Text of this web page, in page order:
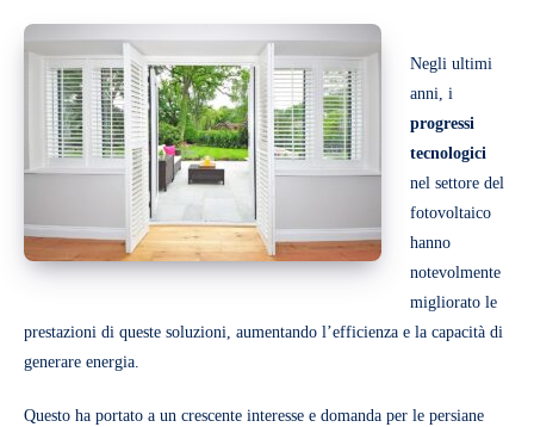
Negli ultimi
anni, i
progressi
tecnologici
nel settore del
fotovoltaico
hanno
notevolmente
migliorato le
prestazioni di queste soluzioni, aumentando l’efficienza e la capacità di
generare energia.
Questo ha portato a un crescente interesse e domanda per le persiane